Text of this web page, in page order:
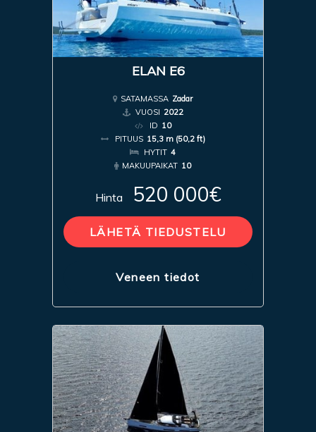
ELAN E6
SATAMASSA Zadar
VUOSI 2022
ID 10
PITUUS 15,3 m (50,2 ft)
HYTIT 4
MAKUUPAIKAT 10
Hinta 520 000€
LÄHETÄ TIEDUSTELU
Veneen tiedot